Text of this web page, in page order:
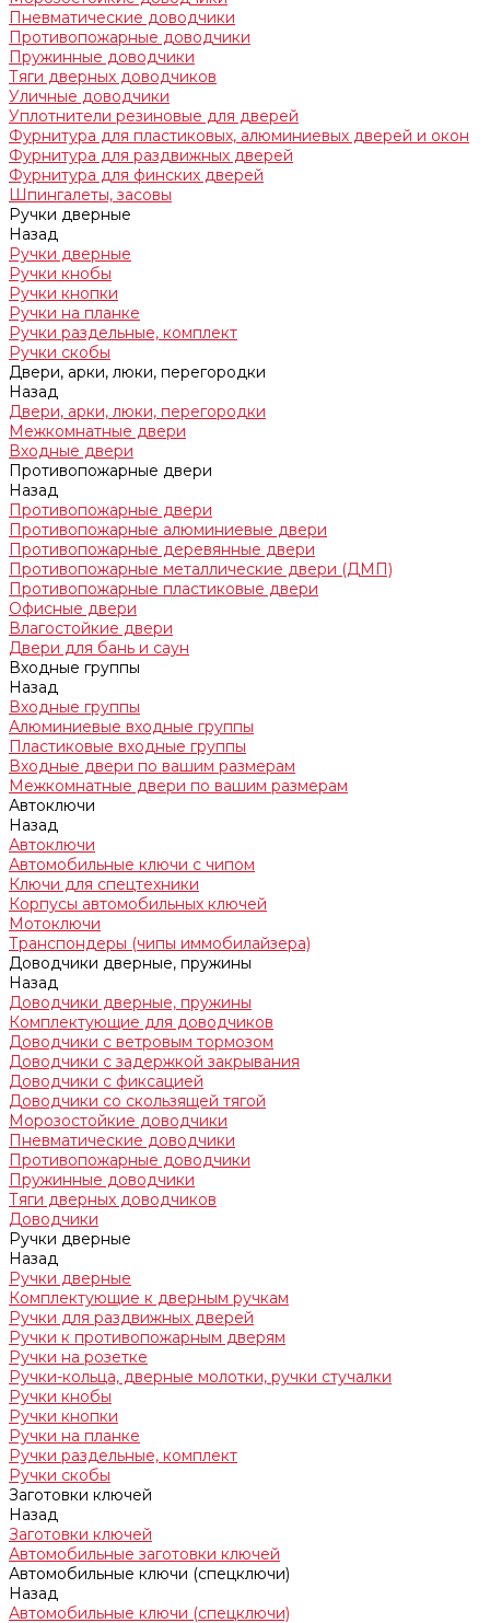
Пневматические доводчики
Противопожарные доводчики
Пружинные доводчики
Тяги дверных доводчиков
Уличные доводчики
Уплотнители резиновые для дверей
Фурнитура для пластиковых, алюминиевых дверей и окон
Фурнитура для раздвижных дверей
Фурнитура для финских дверей
Шпингалеты, засовы
Ручки дверные
Назад
Ручки дверные
Ручки кнобы
Ручки кнопки
Ручки на планке
Ручки раздельные, комплект
Ручки скобы
Двери, арки, люки, перегородки
Назад
Двери, арки, люки, перегородки
Межкомнатные двери
Входные двери
Противопожарные двери
Назад
Противопожарные двери
Противопожарные алюминиевые двери
Противопожарные деревянные двери
Противопожарные металлические двери (ДМП)
Противопожарные пластиковые двери
Офисные двери
Влагостойкие двери
Двери для бань и саун
Входные группы
Назад
Входные группы
Алюминиевые входные группы
Пластиковые входные группы
Входные двери по вашим размерам
Межкомнатные двери по вашим размерам
Автоключи
Назад
Автоключи
Автомобильные ключи с чипом
Ключи для спецтехники
Корпусы автомобильных ключей
Мотоключи
Транспондеры (чипы иммобилайзера)
Доводчики дверные, пружины
Назад
Доводчики дверные, пружины
Комплектующие для доводчиков
Доводчики с ветровым тормозом
Доводчики с задержкой закрывания
Доводчики с фиксацией
Доводчики со скользящей тягой
Морозостойкие доводчики
Пневматические доводчики
Противопожарные доводчики
Пружинные доводчики
Тяги дверных доводчиков
Доводчики
Ручки дверные
Назад
Ручки дверные
Комплектующие к дверным ручкам
Ручки для раздвижных дверей
Ручки к противопожарным дверям
Ручки на розетке
Ручки-кольца, дверные молотки, ручки стучалки
Ручки кнобы
Ручки кнопки
Ручки на планке
Ручки раздельные, комплект
Ручки скобы
Заготовки ключей
Назад
Заготовки ключей
Автомобильные заготовки ключей
Автомобильные ключи (спецключи)
Назад
Автомобильные ключи (спецключи)